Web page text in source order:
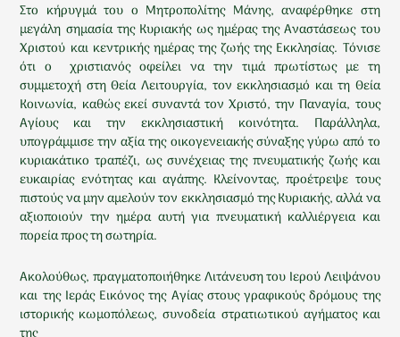
Στο κήρυγμά του ο Μητροπολίτης Μάνης, αναφέρθηκε στη
μεγάλη σημασία της Κυριακής ως ημέρας της Αναστάσεως του
Χριστού και κεντρικής ημέρας της ζωής της Εκκλησίας. Τόνισε
ότι ο χριστιανός οφείλει να την τιμά πρωτίστως με τη
συμμετοχή στη Θεία Λειτουργία, τον εκκλησιασμό και τη Θεία
Κοινωνία, καθώς εκεί συναντά τον Χριστό, την Παναγία, τους
Αγίους και την εκκλησιαστική κοινότητα. Παράλληλα,
υπογράμμισε την αξία της οικογενειακής σύναξης γύρω από το
κυριακάτικο τραπέζι, ως συνέχειας της πνευματικής ζωής και
ευκαιρίας ενότητας και αγάπης. Κλείνοντας, προέτρεψε τους
πιστούς να μην αμελούν τον εκκλησιασμό της Κυριακής, αλλά να
αξιοποιούν την ημέρα αυτή για πνευματική καλλιέργεια και
πορεία προς τη σωτηρία.
Ακολούθως, πραγματοποιήθηκε Λιτάνευση του Ιερού Λειψάνου
και της Ιεράς Εικόνος της Αγίας στους γραφικούς δρόμους της
ιστορικής κωμοπόλεως, συνοδεία στρατιωτικού αγήματος και